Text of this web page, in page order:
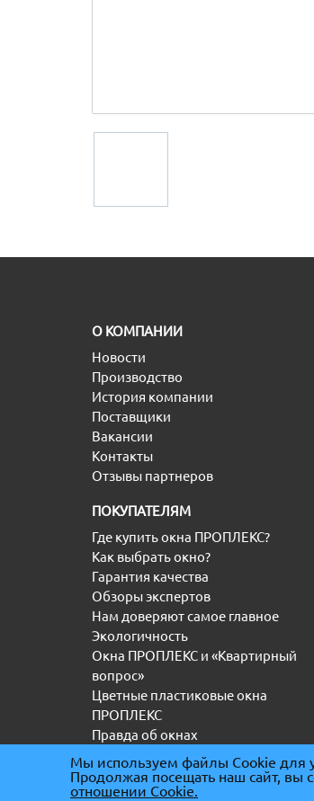
O КОМПАНИИ
Новости
Производство
История компании
Поставщики
Вакансии
Контакты
Отзывы партнеров
ПОКУПАТЕЛЯМ
Где купить окна ПРОПЛЕКС?
Как выбрать окно?
Гарантия качества
Обзоры экспертов
Нам доверяют самое главное
Экологичность
Окна ПРОПЛЕКС и «Квартирный
вопрос»
Цветные пластиковые окна
ПРОПЛЕКС
Правда об окнах
(С) “ООО” ТД ПРОПЛЕКС 2000-2026
Мы используем файлы Cookie для
Продолжая посещать наш сайт, вы
отношении Cookie.